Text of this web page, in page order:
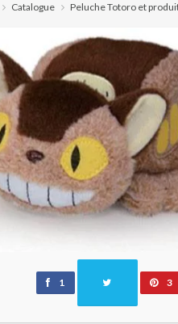
Catalogue Peluche Totoro et
1 3